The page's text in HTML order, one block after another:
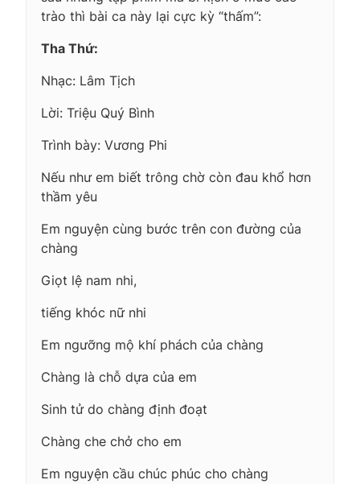
trào thì bài ca này lại cực kỳ “thấm”:
Tha Thứ:
Nhạc: Lâm Tịch
Lời: Triệu Quý Bình
Trình bày: Vương Phi
Nếu như em biết trông chờ còn đau khổ hơn
thầm yêu
Em nguyện cùng bước trên con đường của
chàng
Giọt lệ nam nhi,
tiếng khóc nữ nhi
Em ngưỡng mộ khí phách của chàng
Chàng là chỗ dựa của em
Sinh tử do chàng định đoạt
Chàng che chở cho em
Em nguyện cầu chúc phúc cho chàng